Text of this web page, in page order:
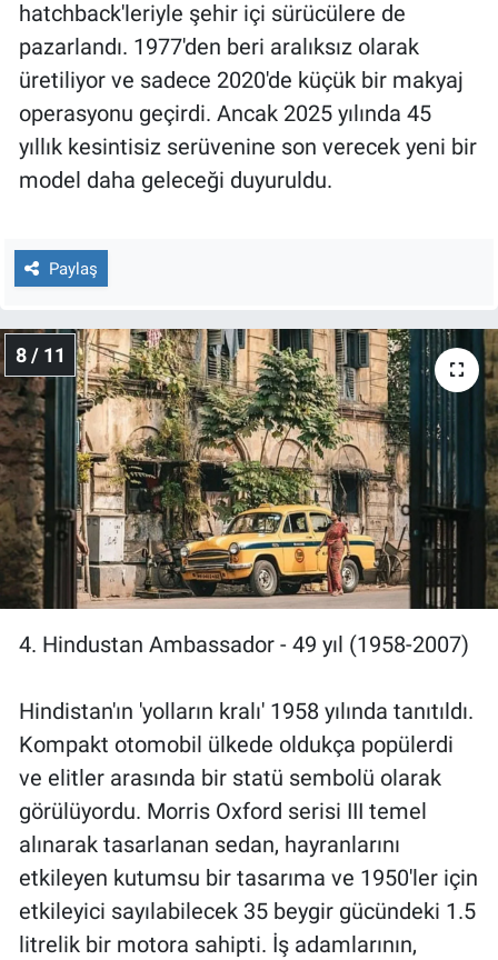
hatchback'leriyle şehir içi sürücülere de
pazarlandı. 1977'den beri aralıksız olarak
üretiliyor ve sadece 2020'de küçük bir makyaj
operasyonu geçirdi. Ancak 2025 yılında 45
yıllık kesintisiz serüvenine son verecek yeni bir
model daha geleceği duyuruldu.
Paylaş
8 / 11
4. Hindustan Ambassador - 49 yıl (1958-2007)
Hindistan'ın 'yolların kralı' 1958 yılında tanıtıldı.
Kompakt otomobil ülkede oldukça popülerdi
ve elitler arasında bir statü sembolü olarak
görülüyordu. Morris Oxford serisi III temel
alınarak tasarlanan sedan, hayranlarını
etkileyen kutumsu bir tasarıma ve 1950'ler için
etkileyici sayılabilecek 35 beygir gücündeki 1.5
litrelik bir motora sahipti. İş adamlarının,